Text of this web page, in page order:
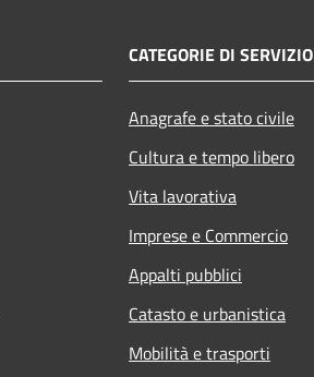
CATEGORIE DI SERVIZIO
Anagrafe e stato civile
Cultura e tempo libero
Vita lavorativa
Imprese e Commercio
Appalti pubblici
Catasto e urbanistica
Mobilità e trasporti